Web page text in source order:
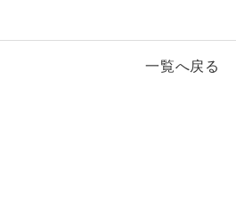
一覧へ戻る